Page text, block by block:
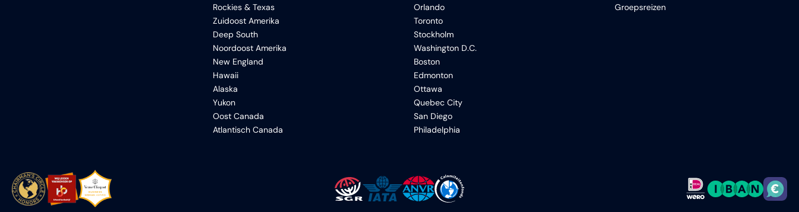
Rockies & Texas
Zuidoost Amerika
Deep South
Noordoost Amerika
New England
Hawaii
Alaska
Yukon
Oost Canada
Atlantisch Canada
Orlando
Toronto
Stockholm
Washington D.C.
Boston
Edmonton
Ottawa
Quebec City
San Diego
Philadelphia
Groepsreizen